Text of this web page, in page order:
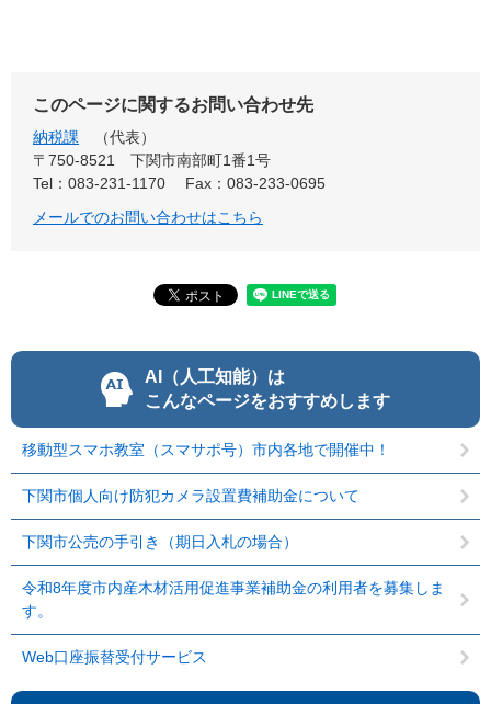
このページに関するお問い合わせ先
納税課
代表
〒750-8521
下関市南部町1番1号
Tel：083-231-1170
Fax：083-233-0695
メールでのお問い合わせはこちら
AI（人工知能）は
こんなページをおすすめします
移動型スマホ教室（スマサポ号）市内各地で開催中！
下関市個人向け防犯カメラ設置費補助金について
下関市公売の手引き（期日入札の場合）
令和8年度市内産木材活用促進事業補助金の利用者を募集しま
す。
Web口座振替受付サービス